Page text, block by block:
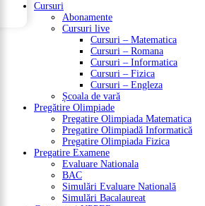
Cursuri
Abonamente
Cursuri live
Cursuri – Matematica
Cursuri – Romana
Cursuri – Informatica
Cursuri – Fizica
Cursuri – Engleza
Școala de vară
Pregătire Olimpiade
Pregatire Olimpiada Matematica
Pregatire Olimpiadă Informatică
Pregatire Olimpiada Fizica
Pregatire Examene
Evaluare Nationala
BAC
Simulări Evaluare Natională
Simulări Bacalaureat